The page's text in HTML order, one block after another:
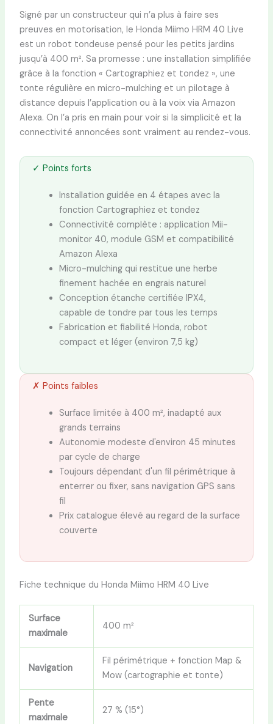
Signé par un constructeur qui n’a plus à faire ses
preuves en motorisation, le Honda Miimo HRM 40 Live
est un robot tondeuse pensé pour les petits jardins
jusqu’à 400 m². Sa promesse : une installation simplifiée
grâce à la fonction « Cartographiez et tondez », une
tonte régulière en micro-mulching et un pilotage à
distance depuis l’application ou à la voix via Amazon
Alexa. On l’a pris en main pour voir si la simplicité et la
connectivité annoncées sont vraiment au rendez-vous.
✓ Points forts
Installation guidée en 4 étapes avec la
fonction Cartographiez et tondez
Connectivité complète : application Mii-
monitor 40, module GSM et compatibilité
Amazon Alexa
Micro-mulching qui restitue une herbe
finement hachée en engrais naturel
Conception étanche certifiée IPX4,
capable de tondre par tous les temps
Fabrication et fiabilité Honda, robot
compact et léger (environ 7,5 kg)
✗ Points faibles
Surface limitée à 400 m², inadapté aux
grands terrains
Autonomie modeste d'environ 45 minutes
par cycle de charge
Toujours dépendant d'un fil périmétrique à
enterrer ou fixer, sans navigation GPS sans
fil
Prix catalogue élevé au regard de la surface
couverte
Fiche technique du Honda Miimo HRM 40 Live
Surface
maximale
400 m²
Navigation
Fil périmétrique + fonction Map &
Mow (cartographie et tonte)
Pente
maximale
27 % (15°)